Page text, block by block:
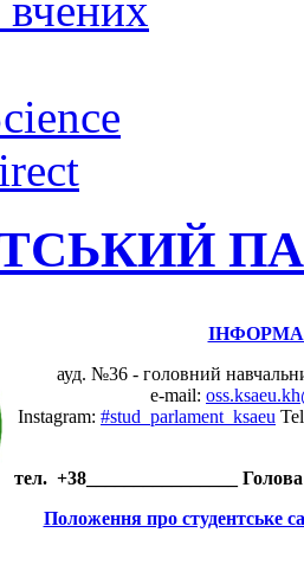
ауд. №36 - головний
е-mail:
Instagram: #stud_parlament_ksaeu
тел. +38________________
Положення про студентське